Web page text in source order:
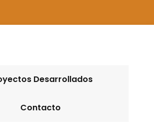
Desarrollados
Contacto